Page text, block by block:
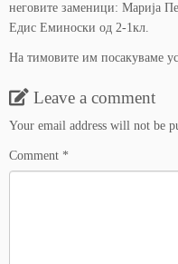
неговите заменици: Марија
Едис Еминоски од 2-1кл.
На тимовите им посакуваме
Leave a comment
Your email address will not be
Comment *